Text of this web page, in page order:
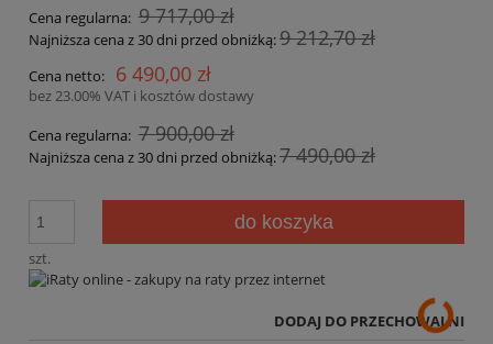
Cena regularna: 9 717,00 zł
Najniższa cena z 30 dni przed obniżką:9 212,70 zł
Cena netto: 6 490,00 zł
bez 23.00% VAT i kosztów dostawy
Cena regularna: 7 900,00 zł
Najniższa cena z 30 dni przed obniżką:7 490,00 zł
szt.
do koszyka
DODAJ DO PRZECHOWALNI